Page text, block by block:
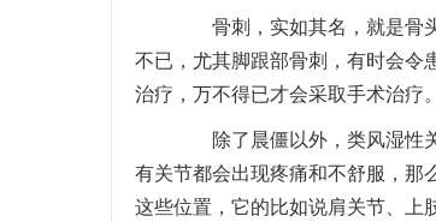
骨刺，实如其名，就是骨头
不已，尤其脚跟部骨刺，有时会令
治疗，万不得已才会采取手术治疗。
除了晨僵以外，类风湿性关
有关节都会出现疼痛和不舒服，那
这些位置，它的比如说肩关节、上